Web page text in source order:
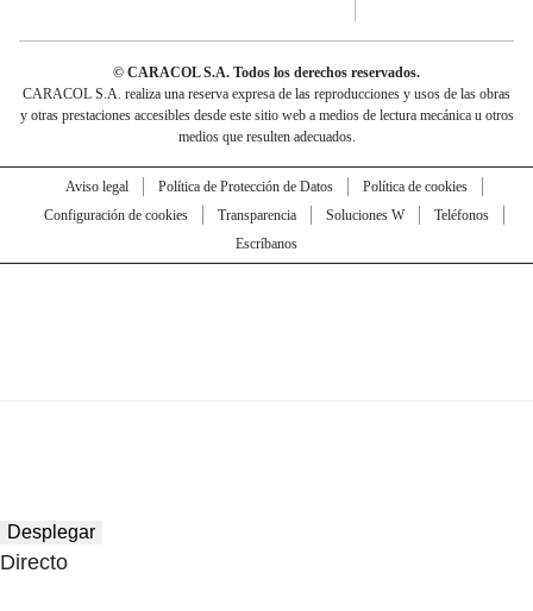
© CARACOL S.A. Todos los derechos reservados.
CARACOL S.A. realiza una reserva expresa de las reproducciones y usos de las obras
y otras prestaciones accesibles desde este sitio web a medios de lectura mecánica u otros
medios que resulten adecuados.
Aviso legal Política de Protección de Datos
Política de cookies
Configuración de cookies
Transparencia Soluciones W
Teléfonos
Escríbanos
Desplegar
Directo